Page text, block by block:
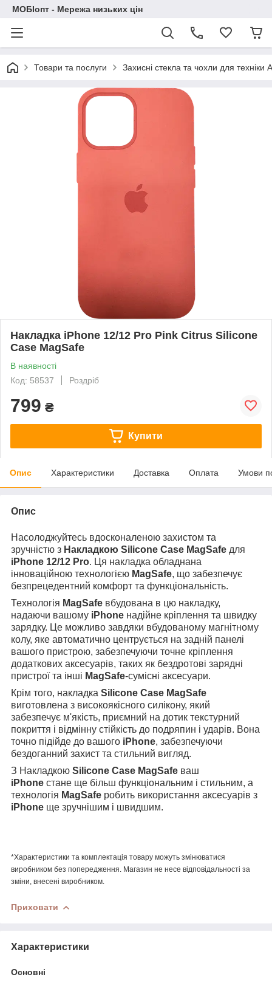
МОБІопт - Мережа низьких цін
Товари та послуги Захисні стекла та чохли для техніки
Накладка iPhone 12/12 Pro Pink Citrus Silicone
Case MagSafe
В наявності
Код: 58537
Роздріб
799 ₴
Купити
Опис Характеристики Доставка Оплата Умови
Опис
Насолоджуйтесь вдосконаленою захистом та
зручністю з Накладкою Silicone Case MagSafe для
iPhone 12/12 Pro. Ця накладка обладнана
інноваційною технологією MagSafe, що забезпечує
безпрецедентний комфорт та функціональність.
Технологія MagSafe вбудована в цю накладку,
надаючи вашому iPhone надійне кріплення та швидку
зарядку. Це можливо завдяки вбудованому магнітному
колу, яке автоматично центрується на задній панелі
вашого пристрою, забезпечуючи точне кріплення
додаткових аксесуарів, таких як бездротові зарядні
пристрої та інші MagSafe-сумісні аксесуари.
Крім того, накладка Silicone Case MagSafe
виготовлена з високоякісного силікону, який
забезпечує м'якість, приємний на дотик текстурний
покриття і відмінну стійкість до подряпин і ударів. Вона
точно підійде до вашого iPhone, забезпечуючи
бездоганний захист та стильний вигляд.
З Накладкою Silicone Case MagSafe ваш
iPhone стане ще більш функціональним і стильним, а
технологія MagSafe робить використання аксесуарів з
iPhone ще зручнішим і швидшим.
*Характеристики та комплектація товару можуть змінюватися
виробником без попередження. Магазин не несе відповідальності за
зміни, внесені виробником.
Приховати
Характеристики
Основні